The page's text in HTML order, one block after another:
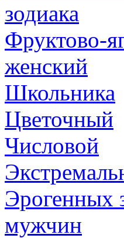
зодиака
Фруктово-
женский
Школьника
Цветочный
Числовой
Эрогенных
мужчин